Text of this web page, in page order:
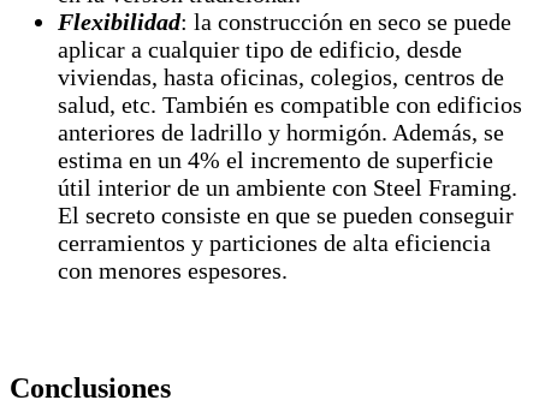
Flexibilidad: la construcción en seco se puede
aplicar a cualquier tipo de edificio, desde
viviendas, hasta oficinas, colegios, centros de
salud, etc. También es compatible con edificios
anteriores de ladrillo y hormigón. Además, se
estima en un 4% el incremento de superficie
útil interior de un ambiente con Steel Framing.
El secreto consiste en que se pueden conseguir
cerramientos y particiones de alta eficiencia
con menores espesores.
Conclusiones